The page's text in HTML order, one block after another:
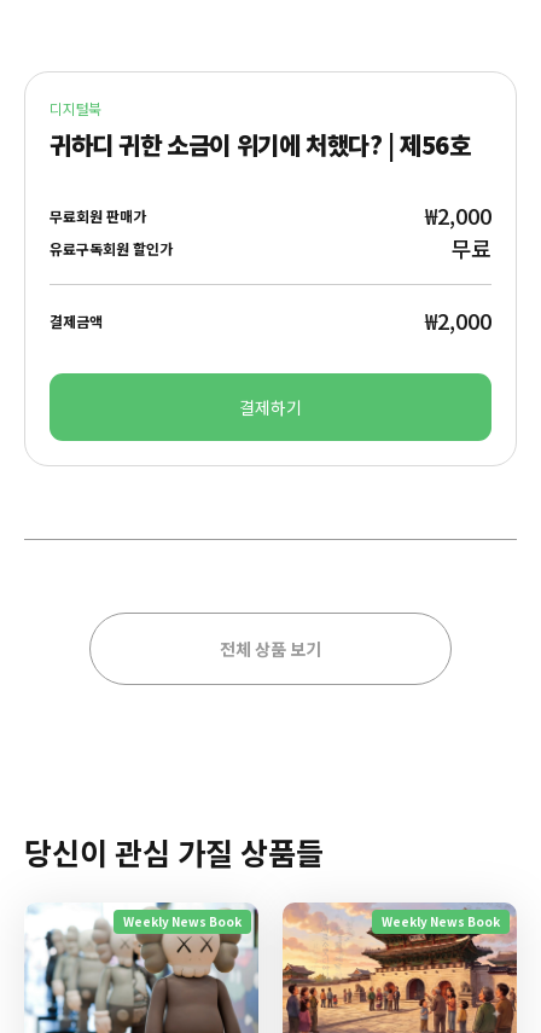
디지털북
귀하디 귀한 소금이 위기에 처했다? | 제56호
무료회원 판매가 ₩2,000
유료구독회원 할인가 무료
결제금액 ₩2,000
결제하기
전체 상품 보기
당신이 관심 가질 상품들
Weekly News Book Weekly News Book